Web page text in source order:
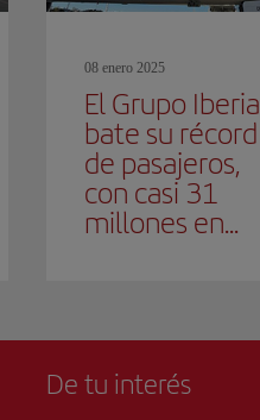
08 enero 2025
El Grupo Iberia
bate su récord
de pasajeros,
con casi 31
millones en...
De tu interés